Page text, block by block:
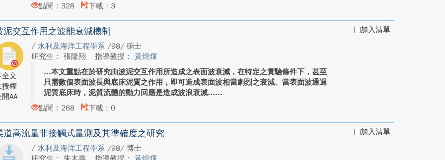
點閱：328
下載：3
泥交互作用之波能衰減機制
全文
授權
AA
/水利及海洋工程學系 /98/ 碩士
研究生： 張隆翔
指導教授：黃煌煇
本文重點在於研究由波泥交互作用所造成之表面波衰減，在特定之實驗條件下，甚至
只需數個表面波長與底床泥質之作用，即可造成表面波相當劇烈之衰減。當表面波通過
泥質底床時，泥質流體的動力回應是造成波浪衰減...
點閱：268
下載：0
加入清單
道高流量非接觸式量測及其準確度之研究
/水利及海洋工程學系 /98/ 博士
加入清單